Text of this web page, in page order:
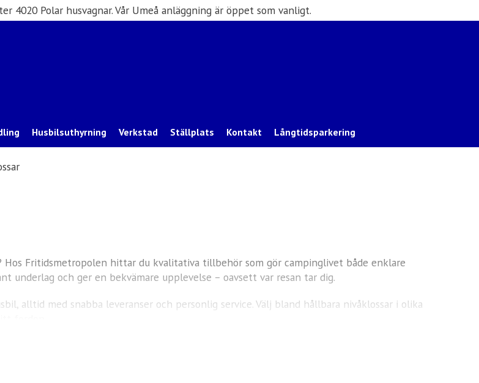
4020 Polar husvagnar. Vår Umeå anläggning är öppet som vanligt.
Husbilsuthyrning Verkstad Ställplats Kontakt Långtidsparkering
Fritidsmetropolen hittar du kvalitativa tillbehör som gör campinglivet både enklare
underlag och ger en bekvämare upplevelse – oavsett var resan tar dig.
alltid med snabba leveranser och personlig service. Välj bland hållbara nivåklossar i olika